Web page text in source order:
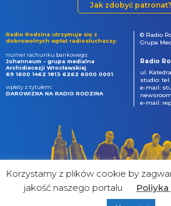
Jak zdobyć patronat?
Radio Rodzina utrzymuje się z
dobrowolnych wpłat radiosłuchaczy.
numer rachunku bankowego:
Johanneum - grupa medialna
Archidiecezji Wrocławskiej
69 1600 1462 1813 6262 6000 0001
wpłaty z tytułem:
DAROWIZNA NA RADIO RODZINA
© Radio
Grupa
Radio
ul.
studio: tel.
e-mail:
e-mail:
Korzystamy z plików cookie by
jakość naszego portalu